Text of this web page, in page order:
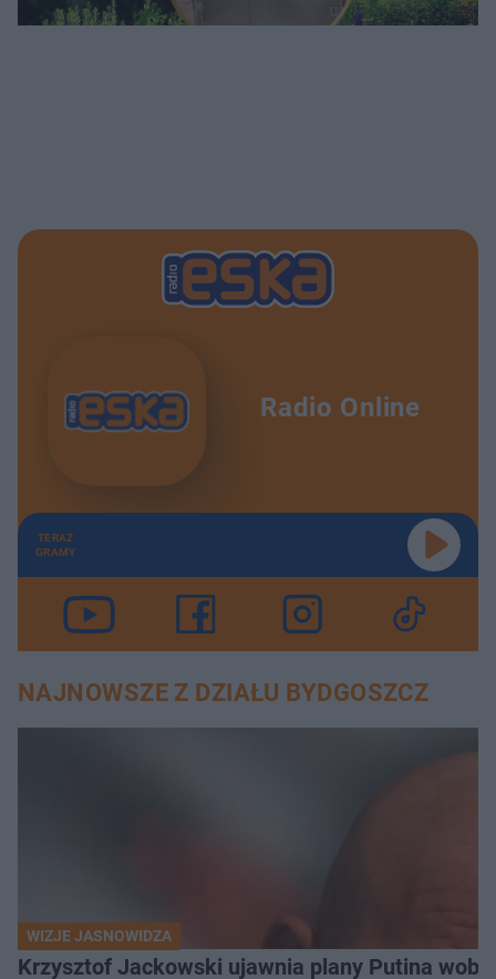
Radio Online
TERAZ
GRAMY
NAJNOWSZE Z DZIAŁU BYDGOSZCZ
WIZJE JASNOWIDZA
Krzysztof Jackowski ujawnia plany Putina